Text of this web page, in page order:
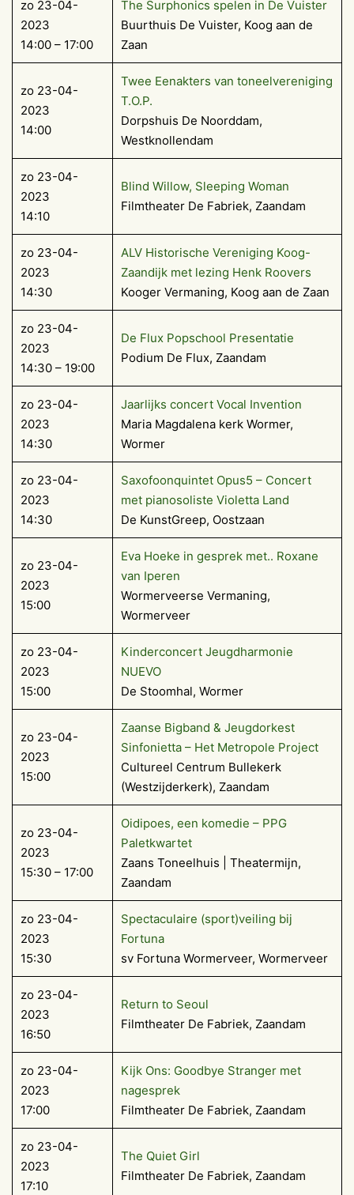
zo 23-04-
2023
14:00 – 17:00
The Surphonics spelen in De Vuister
Buurthuis De Vuister, Koog aan de
Zaan
zo 23-04-
2023
14:00
Twee Eenakters van toneelvereniging
T.O.P.
Dorpshuis De Noorddam,
Westknollendam
zo 23-04-
2023
14:10
Blind Willow, Sleeping Woman
Filmtheater De Fabriek, Zaandam
zo 23-04-
2023
14:30
ALV Historische Vereniging Koog-
Zaandijk met lezing Henk Roovers
Kooger Vermaning, Koog aan de Zaan
zo 23-04-
2023
14:30 – 19:00
De Flux Popschool Presentatie
Podium De Flux, Zaandam
zo 23-04-
2023
14:30
Jaarlijks concert Vocal Invention
Maria Magdalena kerk Wormer,
Wormer
zo 23-04-
2023
14:30
Saxofoonquintet Opus5 – Concert
met pianosoliste Violetta Land
De KunstGreep, Oostzaan
zo 23-04-
2023
15:00
Eva Hoeke in gesprek met.. Roxane
van Iperen
Wormerveerse Vermaning,
Wormerveer
zo 23-04-
2023
15:00
Kinderconcert Jeugdharmonie
NUEVO
De Stoomhal, Wormer
zo 23-04-
2023
15:00
Zaanse Bigband & Jeugdorkest
Sinfonietta – Het Metropole Project
Cultureel Centrum Bullekerk
(Westzijderkerk), Zaandam
zo 23-04-
2023
15:30 – 17:00
Oidipoes, een komedie – PPG
Paletkwartet
Zaans Toneelhuis | Theatermijn,
Zaandam
zo 23-04-
2023
15:30
Spectaculaire (sport)veiling bij
Fortuna
sv Fortuna Wormerveer, Wormerveer
zo 23-04-
2023
16:50
Return to Seoul
Filmtheater De Fabriek, Zaandam
zo 23-04-
2023
17:00
Kijk Ons: Goodbye Stranger met
nagesprek
Filmtheater De Fabriek, Zaandam
zo 23-04-
2023
17:10
The Quiet Girl
Filmtheater De Fabriek, Zaandam